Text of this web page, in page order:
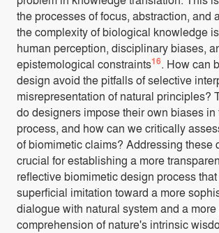
the processes of focus, abstraction, and
the complexity of biological knowledge
human perception, disciplinary biases,
epistemological constraints16. How can
design avoid the pitfalls of selective
misrepresentation of natural principles?
do designers impose their own biases in
process, and how can we critically
of biomimetic claims? Addressing these
crucial for establishing a more
reflective biomimetic design process
superficial imitation toward a more
dialogue with natural system and a
comprehension of nature's intrinsic